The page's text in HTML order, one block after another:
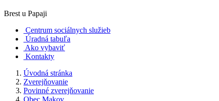
Brest u Papaji
Centrum sociálnych služieb
Úradná tabuľa
Ako vybaviť
Kontakty
Úvodná stránka
Zverejňovanie
Povinné zverejňovanie
Obec Makov